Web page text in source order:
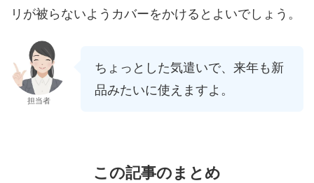
リが被らないようカバーをかけるとよいでしょう。
担当者
ちょっとした気遣いで、来年も新
品みたいに使えますよ。
この記事のまとめ